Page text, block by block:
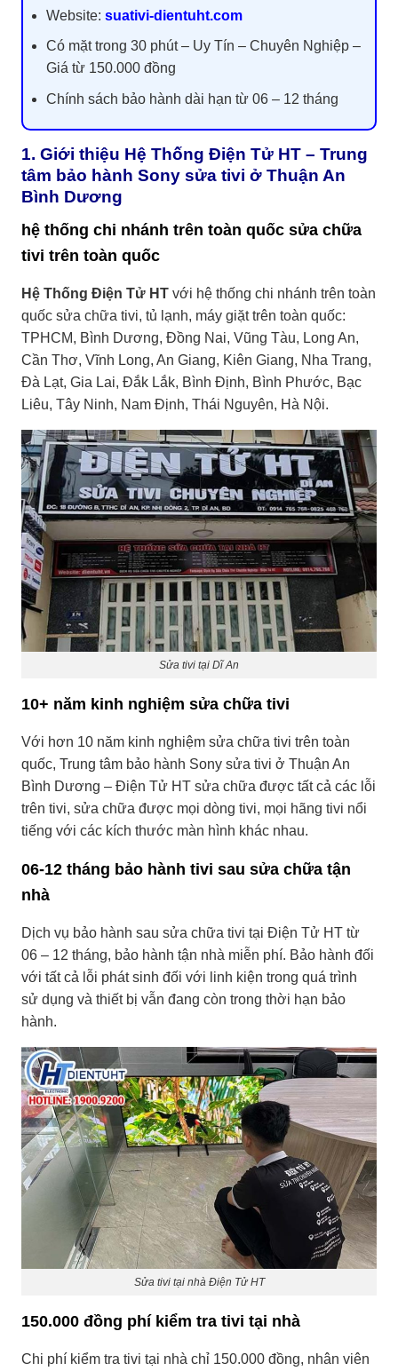
Website: suativi-dientuht.com
Có mặt trong 30 phút – Uy Tín – Chuyên Nghiệp –
Giá từ 150.000 đồng
Chính sách bảo hành dài hạn từ 06 – 12 tháng
1. Giới thiệu Hệ Thống Điện Tử HT – Trung
tâm bảo hành Sony sửa tivi ở Thuận An
Bình Dương
hệ thống chi nhánh trên toàn quốc sửa chữa
tivi trên toàn quốc
Hệ Thống Điện Tử HT với hệ thống chi nhánh trên toàn
quốc sửa chữa tivi, tủ lạnh, máy giặt trên toàn quốc:
TPHCM, Bình Dương, Đồng Nai, Vũng Tàu, Long An,
Cần Thơ, Vĩnh Long, An Giang, Kiên Giang, Nha Trang,
Đà Lạt, Gia Lai, Đắk Lắk, Bình Định, Bình Phước, Bạc
Liêu, Tây Ninh, Nam Định, Thái Nguyên, Hà Nội.
Sửa tivi tại Dĩ An
10+ năm kinh nghiệm sửa chữa tivi
Với hơn 10 năm kinh nghiệm sửa chữa tivi trên toàn
quốc, Trung tâm bảo hành Sony sửa tivi ở Thuận An
Bình Dương – Điện Tử HT sửa chữa được tất cả các lỗi
trên tivi, sửa chữa được mọi dòng tivi, mọi hãng tivi nổi
tiếng với các kích thước màn hình khác nhau.
06-12 tháng bảo hành tivi sau sửa chữa tận
nhà
Dịch vụ bảo hành sau sửa chữa tivi tại Điện Tử HT từ
06 – 12 tháng, bảo hành tận nhà miễn phí. Bảo hành đối
với tất cả lỗi phát sinh đối với linh kiện trong quá trình
sử dụng và thiết bị vẫn đang còn trong thời hạn bảo
hành.
Sửa tivi tại nhà Điện Tử HT
150.000 đồng phí kiểm tra tivi tại nhà
Chi phí kiểm tra tivi tại nhà chỉ 150.000 đồng, nhân viên